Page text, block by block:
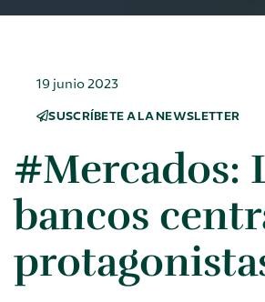
19 junio 2023
SUSCRÍBETE A LA NEWSLETTER
#Mercados:
bancos